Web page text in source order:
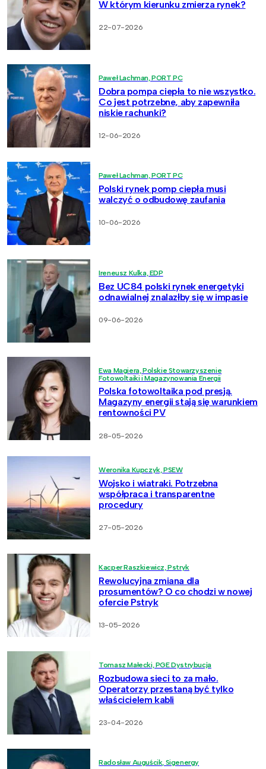
W którym kierunku zmierza rynek?
22-07-2026
Paweł Lachman, PORT PC
Dobra pompa ciepła to nie wszystko.
Co jest potrzebne, aby zapewniła
niskie rachunki?
12-06-2026
Paweł Lachman, PORT PC
Polski rynek pomp ciepła musi
walczyć o odbudowę zaufania
10-06-2026
Ireneusz Kulka, EDP
Bez UC84 polski rynek energetyki
odnawialnej znalazłby się w impasie
09-06-2026
Ewa Magiera, Polskie Stowarzyszenie
Fotowoltaiki i Magazynowania Energii
Polska fotowoltaika pod presją.
Magazyny energii stają się warunkiem
rentowności PV
28-05-2026
Weronika Kupczyk, PSEW
Wojsko i wiatraki. Potrzebna
współpraca i transparentne
procedury
27-05-2026
Kacper Raszkiewicz, Pstryk
Rewolucyjna zmiana dla
prosumentów? O co chodzi w nowej
ofercie Pstryk
13-05-2026
Tomasz Małecki, PGE Dystrybucja
Rozbudowa sieci to za mało.
Operatorzy przestaną być tylko
właścicielem kabli
23-04-2026
Radosław Auguścik, Sigenergy